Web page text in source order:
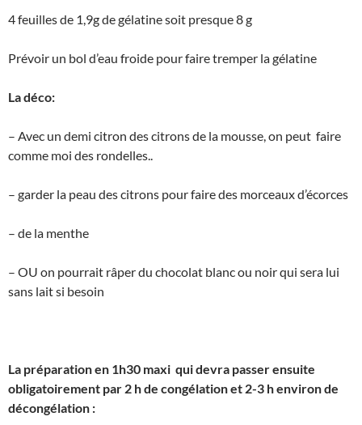
4 feuilles de 1,9g de gélatine soit presque 8 g
Prévoir un bol d’eau froide pour faire tremper la gélatine
La déco:
– Avec un demi citron des citrons de la mousse, on peut faire
comme moi des rondelles..
– garder la peau des citrons pour faire des morceaux d’écorces
– de la menthe
– OU on pourrait râper du chocolat blanc ou noir qui sera lui
sans lait si besoin
La préparation en 1h30 maxi qui devra passer ensuite
obligatoirement par 2 h de congélation et 2-3 h environ de
décongélation :